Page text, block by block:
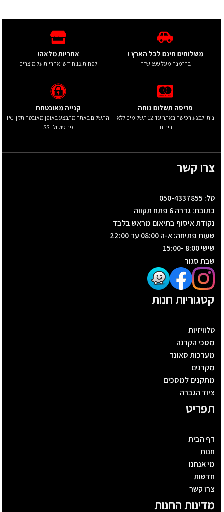
משלוחים חינם לכל הארץ !
בהזמנה מעל 699 ש"ח
אחריות מלאה!
לפחות 12 חודשי אחריות על מוצרים
פריסה תשלום נוחה
ניתן לבצע רכישה באתר עד 12 תשלומים ללא
ריבית!
קנייה מאובטחת
התשלום באתר מתבצע באופן מאובטח תקן PCI
פרוטוקול SSL
צרו קשר
טל: 050-4337855
כתובת: גדרה 6 פתח תקווה
נקודת איסוף בתיאום מראש בלבד
שעות פתיחה: א-ה 08:00 עד 22:00
שישי 8:00 -15:00
שבת סגור
קטגוריות חנות
טלוויזיות
מסכי הקרנה
מערכות סאונד
מקרנים
מתקנים למסכים
ציוד הגברה
תפריט
דף הבית
חנות
מי אנחנו
חדשות
צרו קשר
מדינות החנות